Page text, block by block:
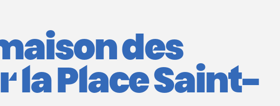
des
la Place Saint-